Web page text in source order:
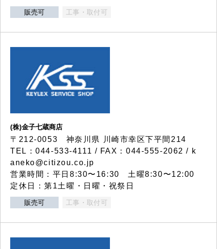
販売可 工事・取付可
(株)金子七蔵商店
〒212-0053 神奈川県 川崎市幸区下平間214
TEL：044-533-4111 / FAX：044-555-2062 / k
aneko@citizou.co.jp
営業時間：平日8:30〜16:30 土曜8:30〜12:00
定休日：第1土曜・日曜・祝祭日
販売可 工事・取付可